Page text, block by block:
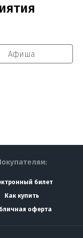
Афиша
билет
Как купить
оферта